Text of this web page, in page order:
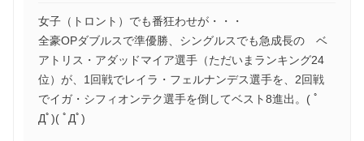
女子（トロント）でも番狂わせが・・・
全豪OPダブルスで準優勝、シングルスでも急成長の ベ
アトリス・アダッドマイア選手（ただいまランキング24
位）が、1回戦でレイラ・フェルナンデス選手を、2回戦
でイガ・シフィオンテク選手を倒してベスト8進出。( ﾟ
Дﾟ)( ﾟДﾟ)